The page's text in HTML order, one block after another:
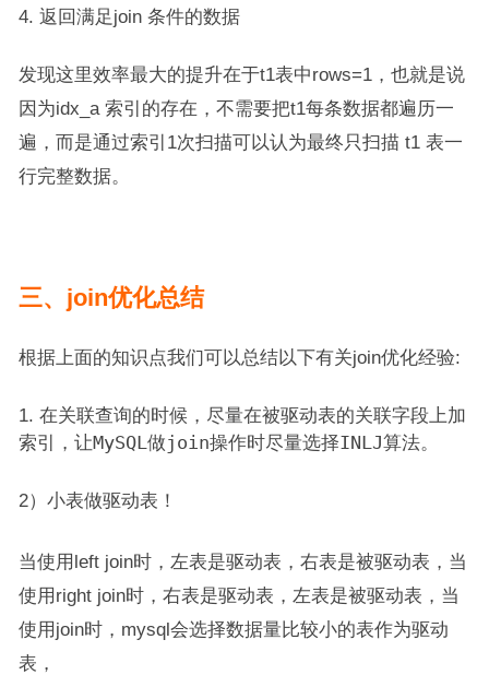
返回满足join 条件的数据
发现这里效率最大的提升在于t1表中rows=1，也就是说
因为idx_a 索引的存在，不需要把t1每条数据都遍历一
遍，而是通过索引1次扫描可以认为最终只扫描 t1 表一
行完整数据。
三、join优化总结
根据上面的知识点我们可以总结以下有关join优化经验:
在关联查询的时候，尽量在被驱动表的关联字段上加
索引，让MySQL做join操作时尽量选择INLJ算法。
2） 小表做驱动表！
当使用left join时，左表是驱动表，右表是被驱动表，当
使用right join时，右表是驱动表，左表是被驱动表，当
使用join时，mysql会选择数据量比较小的表作为驱动
表，